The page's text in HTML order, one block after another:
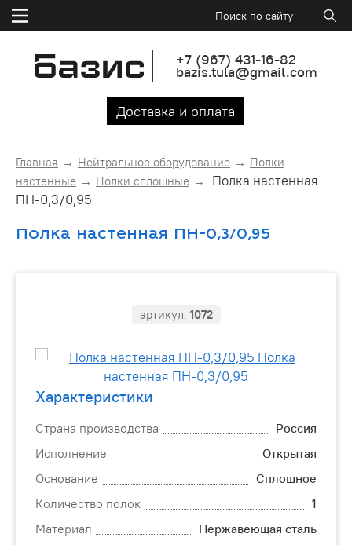
+7 (967) 431-16-82
bazis.tula@gmail.com
Доставка и оплата
Главная Нейтральное оборудование
Полки
настенные
Полки сплошные
Полка настенная
ПН-0,3/0,95
Полка настенная ПН-0,3/0,95
артикул: 1072
Характеристики
Страна производства
Россия
Исполнение
Открытая
Основание
Сплошное
Количество полок
1
Материал
Нержавеющая сталь